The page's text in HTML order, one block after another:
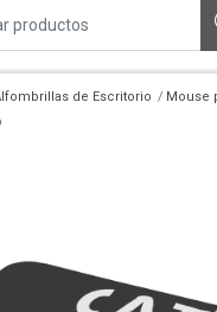
de Escritorio
Mouse